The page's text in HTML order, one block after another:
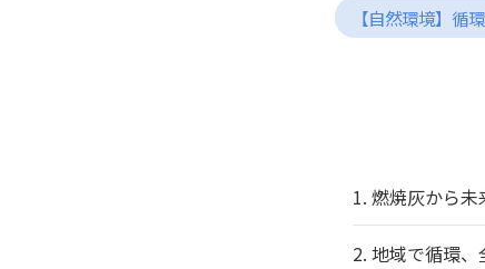
【自然環境】循
1. 燃焼灰から
2. 地域で循環、